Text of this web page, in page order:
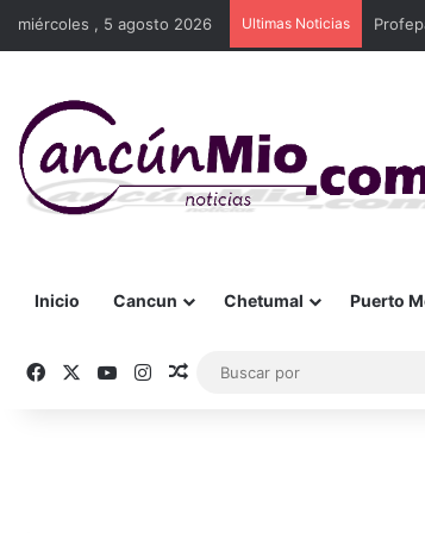
miércoles , 5 agosto 2026 Ultimas Noticias
Inicio Cancun Chetumal Puerto
FacebookYouTubeInstagram
Publicación al azar